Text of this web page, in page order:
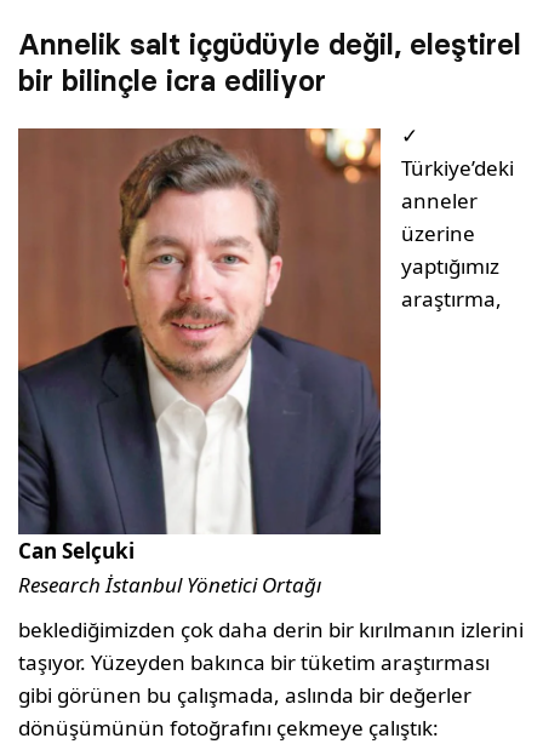
Annelik salt içgüdüyle değil, eleştirel
bir bilinçle icra ediliyor
Can Selçuki
Research İstanbul Yönetici Ortağı
✓
Türkiye’deki
anneler
üzerine
yaptığımız
araştırma,
beklediğimizden çok daha derin bir kırılmanın izlerini
taşıyor. Yüzeyden bakınca bir tüketim araştırması
gibi görünen bu çalışmada, aslında bir değerler
dönüşümünün fotoğrafını çekmeye çalıştık: